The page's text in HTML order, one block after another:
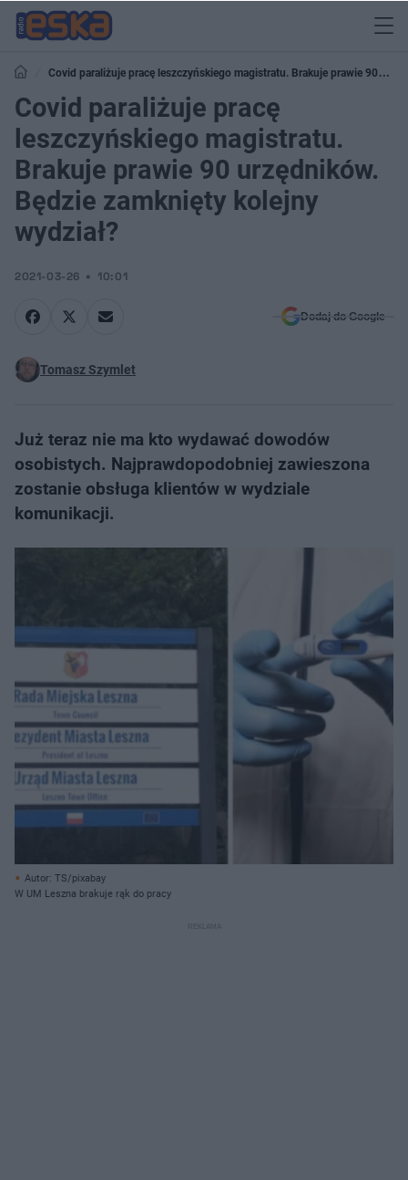
Covid paraliżuje pracę leszczyńskiego magistratu. Brakuje prawie 90
urzędników. Będzie zamknięty kolejny wydział?
Covid paraliżuje pracę
leszczyńskiego magistratu.
Brakuje prawie 90 urzędników.
Będzie zamknięty kolejny
wydział?
2021-03-26 10:01
Dodaj do Google
Tomasz Szymlet
Już teraz nie ma kto wydawać dowodów
osobistych. Najprawdopodobniej zawieszona
zostanie obsługa klientów w wydziale
komunikacji.
Autor: TS/pixabay
W UM Leszna brakuje rąk do pracy